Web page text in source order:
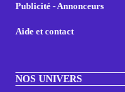
Publicité - Annonceurs
Aide et contact
NOS UNIVERS